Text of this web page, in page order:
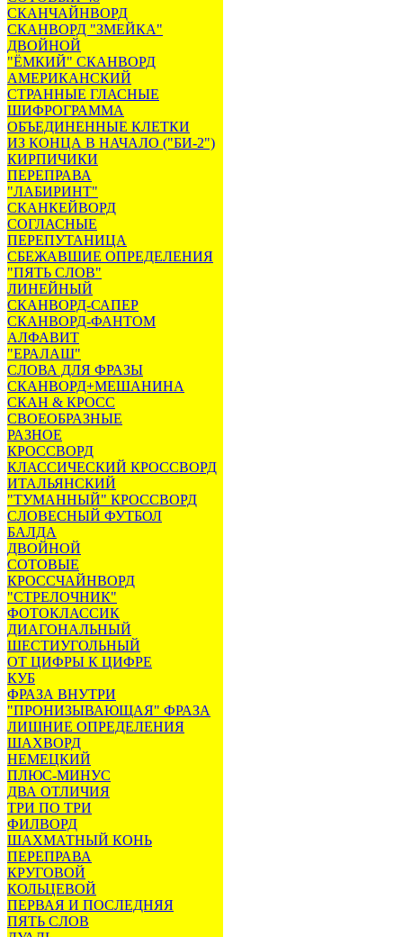
СКАНЧАЙНВОРД
СКАНВОРД "ЗМЕЙКА"
ДВОЙНОЙ
"ЁМКИЙ" СКАНВОРД
АМЕРИКАНСКИЙ
СТРАННЫЕ ГЛАСНЫЕ
ШИФРОГРАММА
ОБЪЕДИНЕННЫЕ КЛЕТКИ
ИЗ КОНЦА В НАЧАЛО ("БИ-2")
КИРПИЧИКИ
ПЕРЕПРАВА
"ЛАБИРИНТ"
СКАНКЕЙВОРД
СОГЛАСНЫЕ
ПЕРЕПУТАНИЦА
СБЕЖАВШИЕ ОПРЕДЕЛЕНИЯ
"ПЯТЬ СЛОВ"
ЛИНЕЙНЫЙ
СКАНВОРД-САПЕР
СКАНВОРД-ФАНТОМ
АЛФАВИТ
"ЕРАЛАШ"
СЛОВА ДЛЯ ФРАЗЫ
СКАНВОРД+МЕШАНИНА
СКАН & КРОСС
СВОЕОБРАЗНЫЕ
РАЗНОЕ
КРОССВОРД
КЛАССИЧЕСКИЙ КРОССВОРД
ИТАЛЬЯНСКИЙ
"ТУМАННЫЙ" КРОССВОРД
СЛОВЕСНЫЙ ФУТБОЛ
БАЛДА
ДВОЙНОЙ
СОТОВЫЕ
КРОССЧАЙНВОРД
"СТРЕЛОЧНИК"
ФОТОКЛАССИК
ДИАГОНАЛЬНЫЙ
ШЕСТИУГОЛЬНЫЙ
ОТ ЦИФРЫ К ЦИФРЕ
КУБ
ФРАЗА ВНУТРИ
"ПРОНИЗЫВАЮЩАЯ" ФРАЗА
ЛИШНИЕ ОПРЕДЕЛЕНИЯ
ШАХВОРД
НЕМЕЦКИЙ
ПЛЮС-МИНУС
ДВА ОТЛИЧИЯ
ТРИ ПО ТРИ
ФИЛВОРД
ШАХМАТНЫЙ КОНЬ
ПЕРЕПРАВА
КРУГОВОЙ
КОЛЬЦЕВОЙ
ПЕРВАЯ И ПОСЛЕДНЯЯ
ПЯТЬ СЛОВ